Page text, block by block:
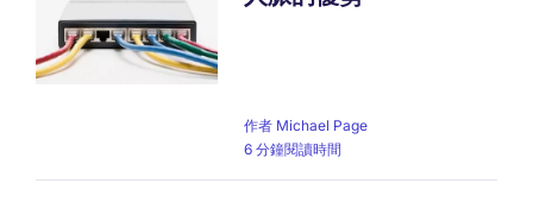
作者 Michael Page
6 分鐘閱讀時間